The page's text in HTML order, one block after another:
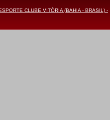
CLUBE VITÓRIA (BAHIA - BRASIL) -